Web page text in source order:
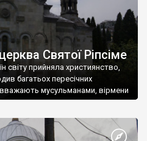
Святої Ріпсіме
світу прийняла християнство,
багатьох пересічних
вважають мусульманами, вірмени